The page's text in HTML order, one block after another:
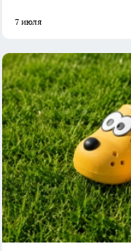
7 июля